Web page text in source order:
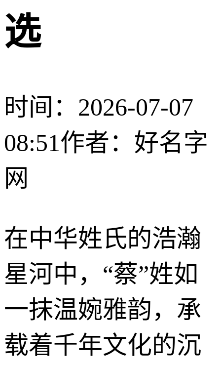
选
时间：2026-07-07
08:51作者：好名字
网
在中华姓氏的浩瀚
星河中，“蔡”姓如
一抹温婉雅韵，承
载着千年文化的沉